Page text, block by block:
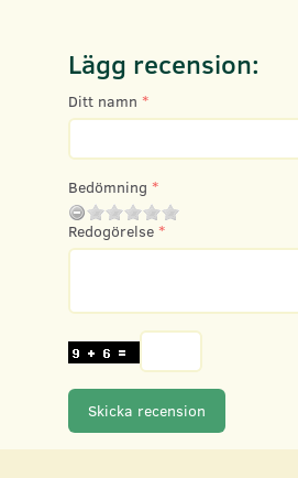
Lägg recension:
Ditt namn
Bedömning
Redogörelse
Skicka recension